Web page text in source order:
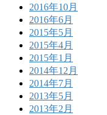
2016年10月
2016年6月
2015年5月
2015年4月
2015年1月
2014年12月
2014年7月
2013年5月
2013年2月